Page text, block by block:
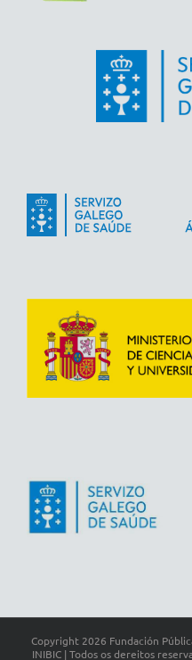
Copyright 2026 Fundación
INIBIC | Todos os dereitos